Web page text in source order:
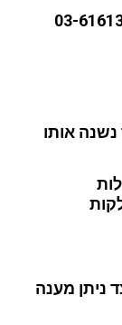
נשנה אותו
ניתן מענה